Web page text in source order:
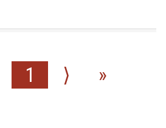
1 ⟩ »